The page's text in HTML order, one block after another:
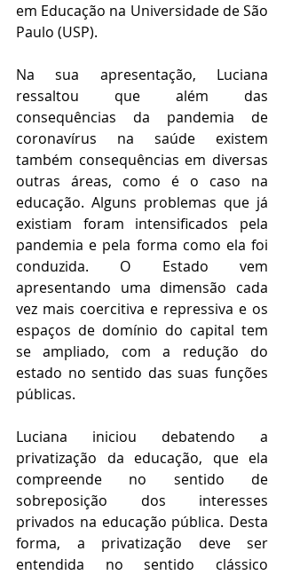
em Educação na Universidade de São
Paulo (USP).
Na sua apresentação, Luciana
ressaltou que além das
consequências da pandemia de
coronavírus na saúde existem
também consequências em diversas
outras áreas, como é o caso na
educação. Alguns problemas que já
existiam foram intensificados pela
pandemia e pela forma como ela foi
conduzida. O Estado vem
apresentando uma dimensão cada
vez mais coercitiva e repressiva e os
espaços de domínio do capital tem
se ampliado, com a redução do
estado no sentido das suas funções
públicas.
Luciana iniciou debatendo a
privatização da educação, que ela
compreende no sentido de
sobreposição dos interesses
privados na educação pública. Desta
forma, a privatização deve ser
entendida no sentido clássico